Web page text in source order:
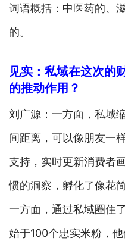
词语概括：中医药的、
的。
见实：私域在这次的
的推动作用？
刘广源：一方面，私域
间距离，可以像朋友一
支持，实时更新消费者
惯的洞察，孵化了像花
一方面，通过私域圈住
始于100个忠实米粉，